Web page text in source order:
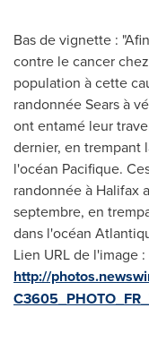
Bas de vignette :
contre le cancer
population à cette
randonnée Sears à
ont entamé leur
dernier, en trempant
l'océan Pacifique.
randonnée à Halifax
septembre, en
dans l'océan
Lien URL de l'image :
http://